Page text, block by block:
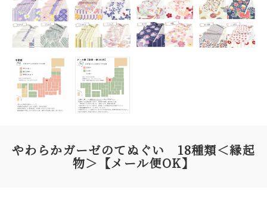
やわらかガーゼのてぬぐい 18種類＜縁起
物＞【メール便OK】